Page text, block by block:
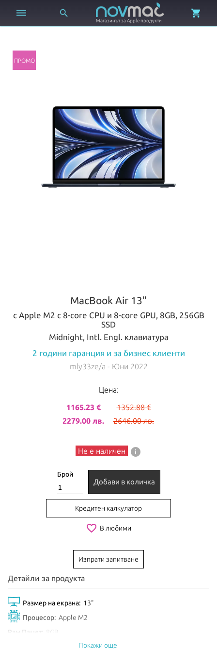
 
Магазинът за Apple продукти

MacBook Air 13"
с Apple M2 с 8-core CPU и 8-core GPU, 8GB, 256GB
SSD
Midnight, Intl. Engl. клавиатура
2 години гаранция и за бизнес клиенти
mly33ze/a - Юни 2022
Цена:
1165.23 €
1352.88 €
2279.00 лв.
2646.00 лв.
Не е наличен info
Брой
Добави в количка
Кредитен калкулатор
favorite_border В любими
Изпрати запитване
Детайли за продукта
Размер на екрана: 13"
Процесор: Apple M2
Рам Памет:
8GB
256GB SSD
Покажи още